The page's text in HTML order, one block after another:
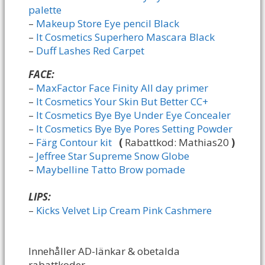
palette
– Makeup Store Eye pencil Black
– It Cosmetics Superhero Mascara Black
– Duff Lashes Red Carpet
FACE:
– MaxFactor Face Finity All day primer
– It Cosmetics Your Skin But Better CC+
– It Cosmetics Bye Bye Under Eye Concealer
– It Cosmetics Bye Bye Pores Setting Powder
– Färg Contour kit ( Rabattkod: Mathias20 )
– Jeffree Star Supreme Snow Globe
– Maybelline Tatto Brow pomade
LIPS:
– Kicks Velvet Lip Cream Pink Cashmere
Innehåller AD-länkar & obetalda